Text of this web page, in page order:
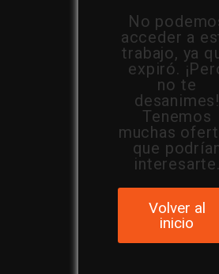
No
acceder a
trabajo, ya
expiró.
no te
desanimes!
Tenemos
muchas
que
interesarte.
Volver al
inicio